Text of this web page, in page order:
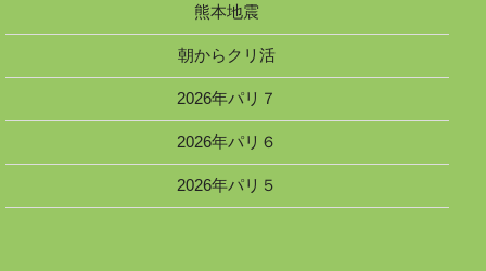
熊本地震
朝からクリ活
2026年パリ７
2026年パリ６
2026年パリ５